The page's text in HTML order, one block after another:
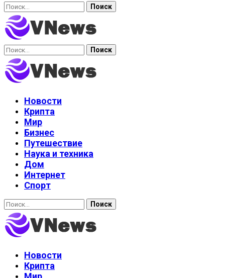
Найти:
Найти:
Новости
Крипта
Мир
Бизнес
Путешествие
Наука и техника
Дом
Интернет
Спорт
Найти:
Новости
Крипта